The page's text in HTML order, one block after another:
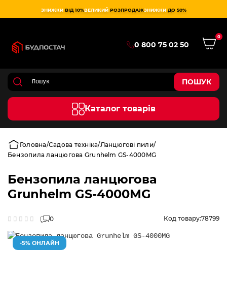
ЗНИЖКИ ВІД 10%ВЕЛИКИЙ РОЗПРОДАЖЗНИЖКИ ДО 50%
0 800 75 02 50
0
ПОШУК
Каталог товарів
Головна Садова техніка Ланцюгові пили
Бензопила ланцюгова Grunhelm GS-4000MG
Бензопила ланцюгова
Grunhelm GS-4000MG
0 Код товару:78799
-5% ОНЛАЙН